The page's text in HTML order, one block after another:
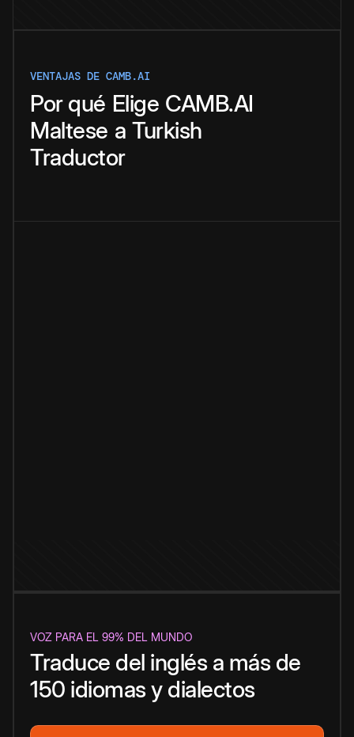
VENTAJAS DE CAMB.AI
Por qué Elige CAMB.AI
Maltese a Turkish
Traductor
VOZ PARA EL 99% DEL MUNDO
Traduce del inglés a más de
150 idiomas y dialectos